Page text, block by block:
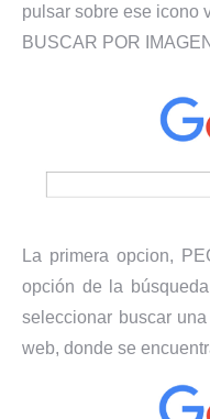
pulsar sobre ese icono
BUSCAR POR
La primera opcion,
opción de la
seleccionar buscar
web, donde se